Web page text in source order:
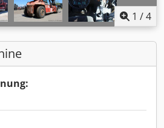
1 /4